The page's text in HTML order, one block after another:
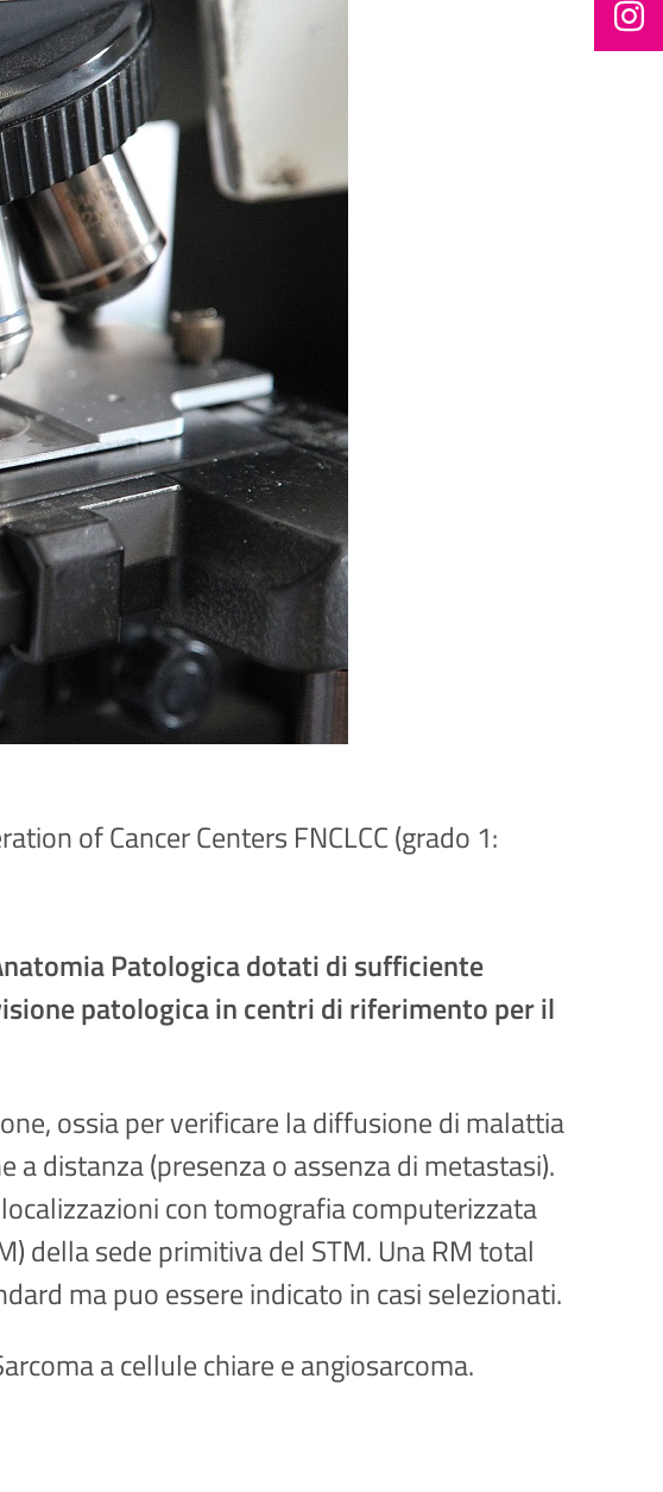
of Cancer Centers FNCLCC (grado 1:
Patologica dotati di sufficiente
patologica in centri di riferimento per il
ossia per verificare la diffusione di malattia
distanza (presenza o assenza di metastasi).
con tomografia computerizzata
della sede primitiva del STM. Una RM total
ma puo essere indicato in casi selezionati.
a cellule chiare e angiosarcoma.